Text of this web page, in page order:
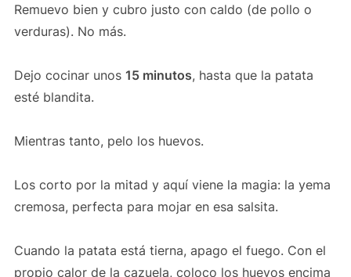
Remuevo bien y cubro justo con caldo (de pollo o
verduras). No más.
Dejo cocinar unos 15 minutos, hasta que la patata
esté blandita.
Mientras tanto, pelo los huevos.
Los corto por la mitad y aquí viene la magia: la yema
cremosa, perfecta para mojar en esa salsita.
Cuando la patata está tierna, apago el fuego. Con el
propio calor de la cazuela, coloco los huevos encima